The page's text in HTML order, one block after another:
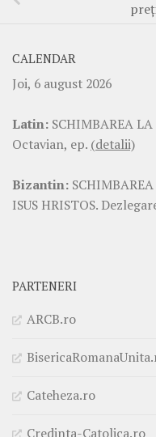
CALENDAR
Joi, 6 august 2026
Latin: SCHIMBAREA
Octavian, ep. (detalii)
Bizantin:
ISUS HRISTOS.
PARTENERI
ARCB.ro
Cateheza.ro
Credinta-Catolica.ro